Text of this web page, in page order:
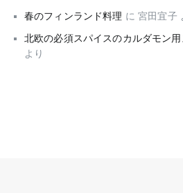
春のフィンランド料理 に宮田宜子
北欧の必須スパイスのカルダモン
より